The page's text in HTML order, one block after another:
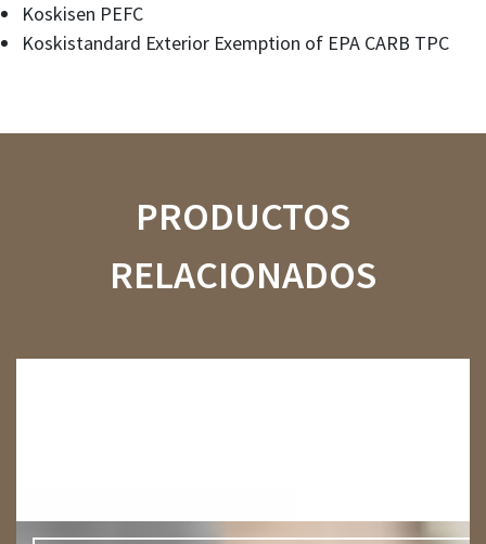
Koskisen PEFC
Koskistandard Exterior Exemption of EPA CARB TPC
PRODUCTOS
RELACIONADOS